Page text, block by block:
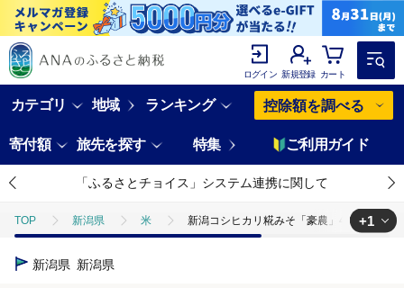
ログイン 新規登録 カート
カテゴリ 地域 ランキング 控除額を調べる
寄付額 旅先を探す 特集 ご利用ガイド
「ふるさとチョイス」システム連携に関して
TOP 新潟県 米 新潟コシヒカリ糀みそ「豪農」
TOP
+1
新潟県 新潟県